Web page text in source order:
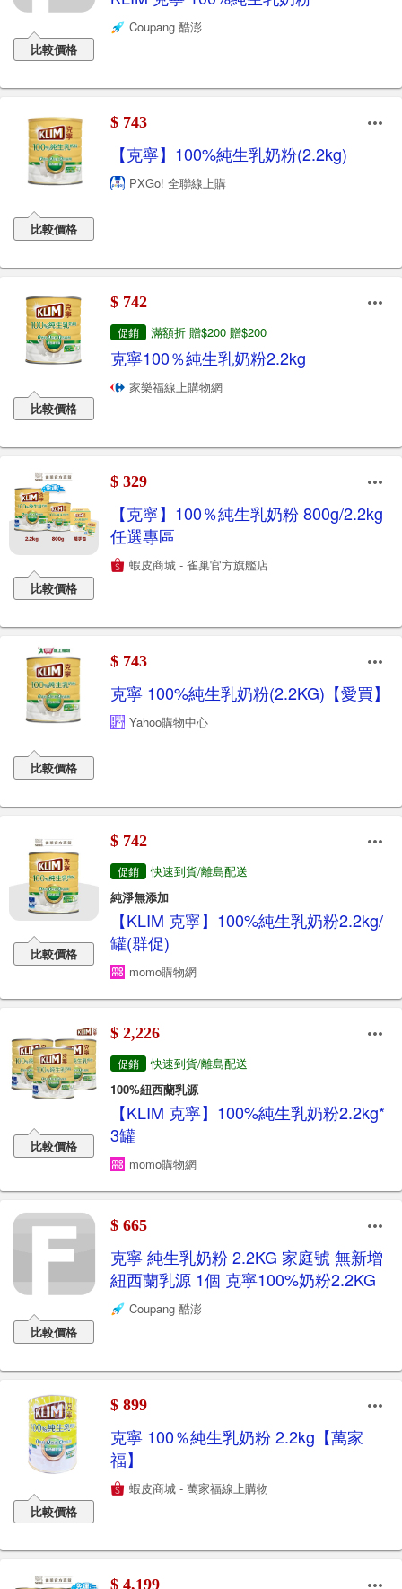
比較價格
Coupang 酷澎
比較價格
$ 743
【克寧】100%純生乳奶粉(2.2kg)
PXGo! 全聯線上購
比較價格
$ 742
促銷 滿額折 贈$200 贈$200
克寧100％純生乳奶粉2.2kg
家樂福線上購物網
比較價格
$ 329
【克寧】100％純生乳奶粉 800g/2.2kg
任選專區
蝦皮商城 - 雀巢官方旗艦店
比較價格
$ 743
克寧 100%純生乳奶粉(2.2KG)【愛買】
Yahoo購物中心
比較價格
$ 742
促銷
快速到貨/離島配送
純淨無添加
【KLIM 克寧】100%純生乳奶粉2.2kg/
罐(群促)
momo購物網
比較價格
$ 2,226
促銷
快速到貨/離島配送
100%紐西蘭乳源
【KLIM 克寧】100%純生乳奶粉2.2kg*
3罐
momo購物網
比較價格
$ 665
克寧 純生乳奶粉 2.2KG 家庭號 無新增
紐西蘭乳源 1個 克寧100%奶粉2.2KG
Coupang 酷澎
比較價格
$ 899
克寧 100％純生乳奶粉 2.2kg【萬家
福】
蝦皮商城 - 萬家福線上購物
$ 4,199